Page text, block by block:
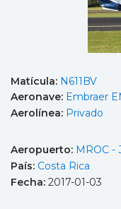
Matícula: N611BV
Aeronave: Embraer
Aerolínea: Privado
Aeropuerto: MROC -
País: Costa Rica
Fecha: 2017-01-03